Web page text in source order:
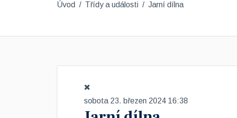
Úvod Třídy a události Jarní dílna
sobota 23. březen 2024 16:38